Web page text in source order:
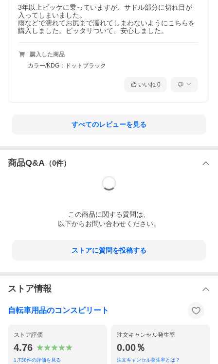
3年以上ビッケに乗っていますが、サドル部分に切れ目が
入ってしまいました。
雨などで濡れてお尻まで濡れてしまわないようにこちらを
購入しました。ピッタリついて、安心しました。
購入した商品
カラー/KDG：ドットブラック
いいね 0
すべてのレビューを見る
商品Q&A （0件）
この商品に関する質問は、
以下からお問い合わせください。
ストアに質問を投稿する
ストア情報
自転車用品のコンスピリート
ストア評価
4.76
1,738件の評価を見る
注文キャンセル発生率
0.00％
注文キャンセル発生率とは？